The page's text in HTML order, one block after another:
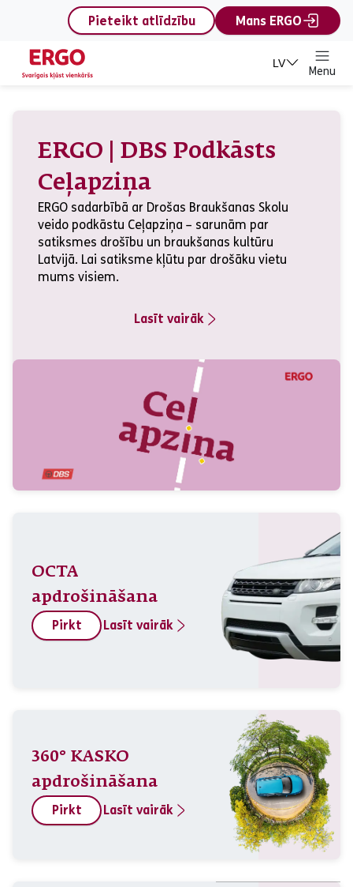
content
Pieteikt atlīdzību
Mans ERGO
LV
Menu
ERGO | DBS Podkāsts
Ceļapziņa
ERGO sadarbībā ar Drošas Braukšanas Skolu
veido podkāstu Ceļapziņa – sarunām par
satiksmes drošību un braukšanas kultūru
Latvijā. Lai satiksme kļūtu par drošāku vietu
mums visiem.
Lasīt vairāk
OCTA
apdrošināšana
Pirkt Lasīt vairāk
360° KASKO
apdrošināšana
Pirkt Lasīt vairāk